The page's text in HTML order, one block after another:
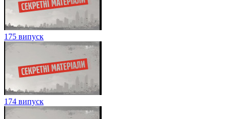
175 випуск
174 випуск